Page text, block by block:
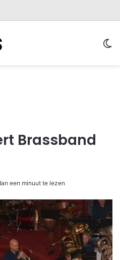
Brassband
een minuut te lezen